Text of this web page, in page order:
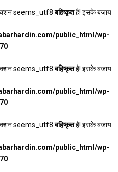
seems_utf8बहिष्कृतहै! इसके बजाय
public_html/wp-
seems_utf8बहिष्कृतहै! इसके बजाय
public_html/wp-
seems_utf8बहिष्कृतहै! इसके बजाय
public_html/wp-